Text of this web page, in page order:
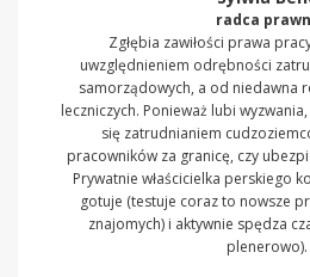
radca
Zgłębia zawiłości prawa
uwzględnieniem odrębności
samorządowych, a od niedawna
leczniczych. Ponieważ lubi
się zatrudnianiem
pracowników za granicę, czy
Prywatnie właścicielka perskiego
gotuje (testuje coraz to nowsze
znajomych) i aktywnie spędza
plenerowo).